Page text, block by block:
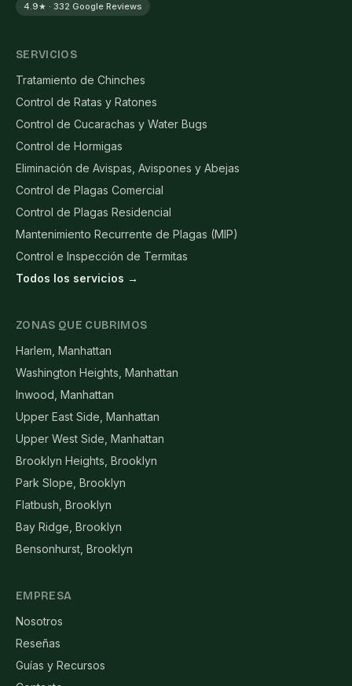
4.9★ · 332 Google Reviews
SERVICIOS
Tratamiento de Chinches
Control de Ratas y Ratones
Control de Cucarachas y Water Bugs
Control de Hormigas
Eliminación de Avispas, Avispones y Abejas
Control de Plagas Comercial
Control de Plagas Residencial
Mantenimiento Recurrente de Plagas (MIP)
Control e Inspección de Termitas
Todos los servicios →
ZONAS QUE CUBRIMOS
Harlem, Manhattan
Washington Heights, Manhattan
Inwood, Manhattan
Upper East Side, Manhattan
Upper West Side, Manhattan
Brooklyn Heights, Brooklyn
Park Slope, Brooklyn
Flatbush, Brooklyn
Bay Ridge, Brooklyn
Bensonhurst, Brooklyn
EMPRESA
Nosotros
Reseñas
Guías y Recursos